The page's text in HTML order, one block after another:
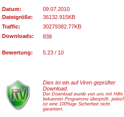
Datum:
09.07.2010
Dateigröße:
36132.915KB
Traffic:
30279382.77KB
Downloads:
838
Bewertung: 5.23 / 10
Dies ist ein auf Viren geprüfter
Download.
Der Download wurde von uns mit Hilfe
bekannter Programme überprüft,
ist eine 100%ige Sicherheit nicht
garantiert.